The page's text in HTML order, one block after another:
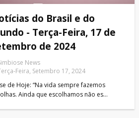
do Brasil e do
- Terça-Feira, 17 de
de 2024
News
Feira, Setembro 17, 2024
de Hoje: “Na vida sempre fazemos
Ainda que escolhamos não es…